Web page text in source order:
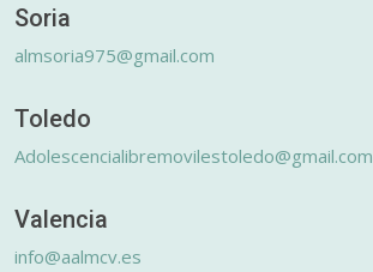
Soria
almsoria975@gmail.com
Toledo
Adolescencialibremovilestoledo@gmail.com
Valencia
info@aalmcv.es